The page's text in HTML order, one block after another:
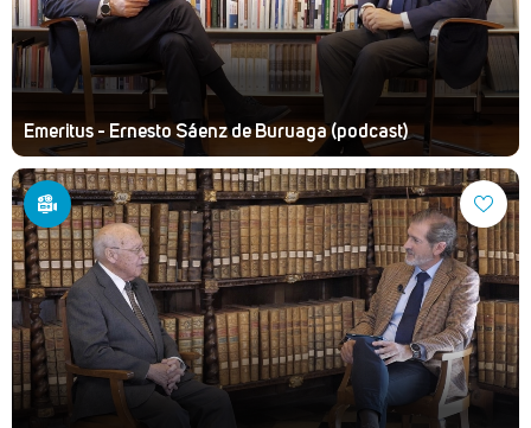
Emeritus - Ernesto Sáenz de Buruaga (podcast)